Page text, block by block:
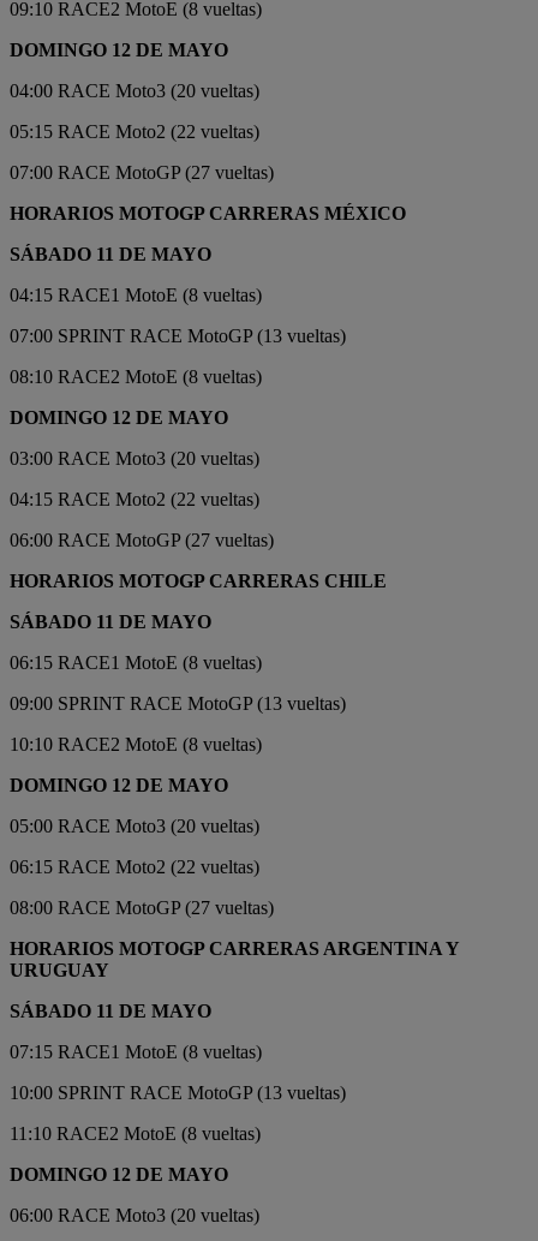
09:10 RACE2 MotoE (8 vueltas)
DOMINGO 12 DE MAYO
04:00 RACE Moto3 (20 vueltas)
05:15 RACE Moto2 (22 vueltas)
07:00 RACE MotoGP (27 vueltas)
HORARIOS MOTOGP CARRERAS MÉXICO
SÁBADO 11 DE MAYO
04:15 RACE1 MotoE (8 vueltas)
07:00 SPRINT RACE MotoGP (13 vueltas)
08:10 RACE2 MotoE (8 vueltas)
DOMINGO 12 DE MAYO
03:00 RACE Moto3 (20 vueltas)
04:15 RACE Moto2 (22 vueltas)
06:00 RACE MotoGP (27 vueltas)
HORARIOS MOTOGP CARRERAS CHILE
SÁBADO 11 DE MAYO
06:15 RACE1 MotoE (8 vueltas)
09:00 SPRINT RACE MotoGP (13 vueltas)
10:10 RACE2 MotoE (8 vueltas)
DOMINGO 12 DE MAYO
05:00 RACE Moto3 (20 vueltas)
06:15 RACE Moto2 (22 vueltas)
08:00 RACE MotoGP (27 vueltas)
HORARIOS MOTOGP CARRERAS ARGENTINA Y
URUGUAY
SÁBADO 11 DE MAYO
07:15 RACE1 MotoE (8 vueltas)
10:00 SPRINT RACE MotoGP (13 vueltas)
11:10 RACE2 MotoE (8 vueltas)
DOMINGO 12 DE MAYO
06:00 RACE Moto3 (20 vueltas)